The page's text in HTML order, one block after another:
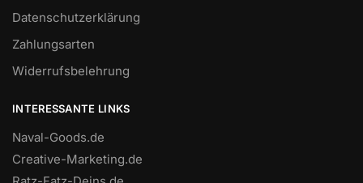
Datenschutzerklärung
Zahlungsarten
Widerrufsbelehrung
INTERESSANTE LINKS
Naval-Goods.de
Creative-Marketing.de